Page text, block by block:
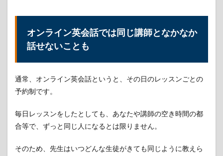
ズイングリッ
シュ）の魅力
③：平日毎日
4
BizEnglish（ビ
シュ）の魅力
④：3ヶ月間固
定されたレッ
4.1
オンライン英会話では同じ講師となかなか
話せないことも
通常、オンライン英会話というと、その日のレッスンごとの
予約制です。
毎日レッスンをしたとしても、あなたや講師の空き時間の都
合等で、ずっと同じ人になるとは限りません。
そのため、先生はいつどんな生徒がきても同じように教えら